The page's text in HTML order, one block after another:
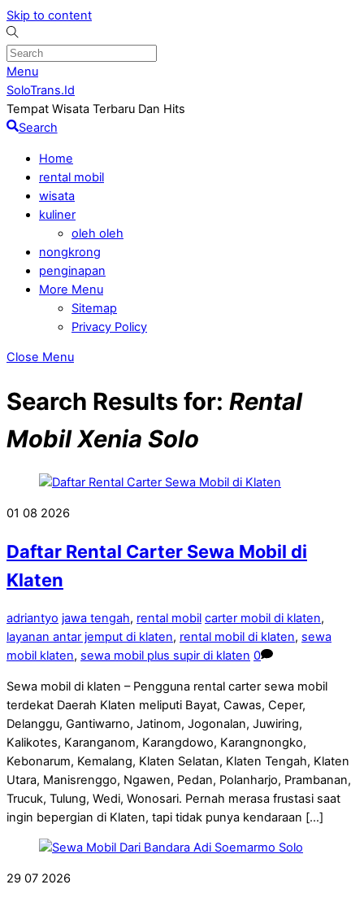
Skip to content
Menu
SoloTrans.Id
Tempat Wisata Terbaru Dan Hits
Search
Home
rental mobil
wisata
kuliner
oleh oleh
nongkrong
penginapan
More Menu
Sitemap
Privacy Policy
Close Menu
Search Results for: Rental
Mobil Xenia Solo
01 08 2026
Daftar Rental Carter Sewa Mobil di
Klaten
adriantyo jawa tengah, rental mobil carter mobil di klaten,
layanan antar jemput di klaten, rental mobil di klaten, sewa
mobil klaten, sewa mobil plus supir di klaten 0
Sewa mobil di klaten – Pengguna rental carter sewa mobil
terdekat Daerah Klaten meliputi Bayat, Cawas, Ceper,
Delanggu, Gantiwarno, Jatinom, Jogonalan, Juwiring,
Kalikotes, Karanganom, Karangdowo, Karangnongko,
Kebonarum, Kemalang, Klaten Selatan, Klaten Tengah, Klaten
Utara, Manisrenggo, Ngawen, Pedan, Polanharjo, Prambanan,
Trucuk, Tulung, Wedi, Wonosari. Pernah merasa frustasi saat
ingin bepergian di Klaten, tapi tidak punya kendaraan […]
29 07 2026